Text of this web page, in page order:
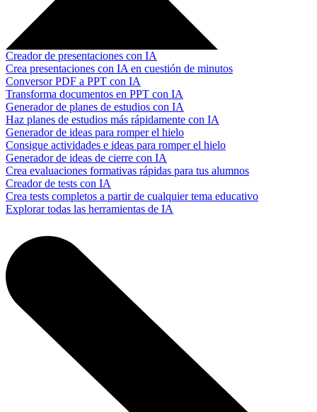
Creador de presentaciones con IA
Crea presentaciones con IA en cuestión de minutos
Conversor PDF a PPT con IA
Transforma documentos en PPT con IA
Generador de planes de estudios con IA
Haz planes de estudios más rápidamente con IA
Generador de ideas para romper el hielo
Consigue actividades e ideas para romper el hielo
Generador de ideas de cierre con IA
Crea evaluaciones formativas rápidas para tus alumnos
Creador de tests con IA
Crea tests completos a partir de cualquier tema educativo
Explorar todas las herramientas de IA